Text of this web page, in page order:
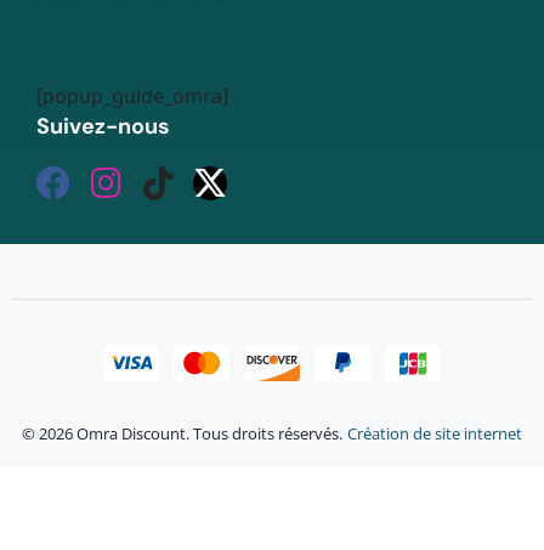
[popup_guide_omra]
Suivez-nous
© 2026 Omra Discount. Tous droits réservés. Création de site internet